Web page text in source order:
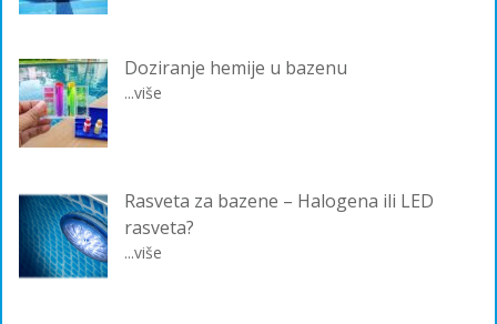
Doziranje hemije u bazenu
...više
Rasveta za bazene – Halogena ili LED
rasveta?
...više